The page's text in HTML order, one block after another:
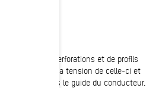
déchirures, de perforations et de profils
. Vérifiez aussi la tension de celle-ci et
est décrite dans le guide du conducteur.